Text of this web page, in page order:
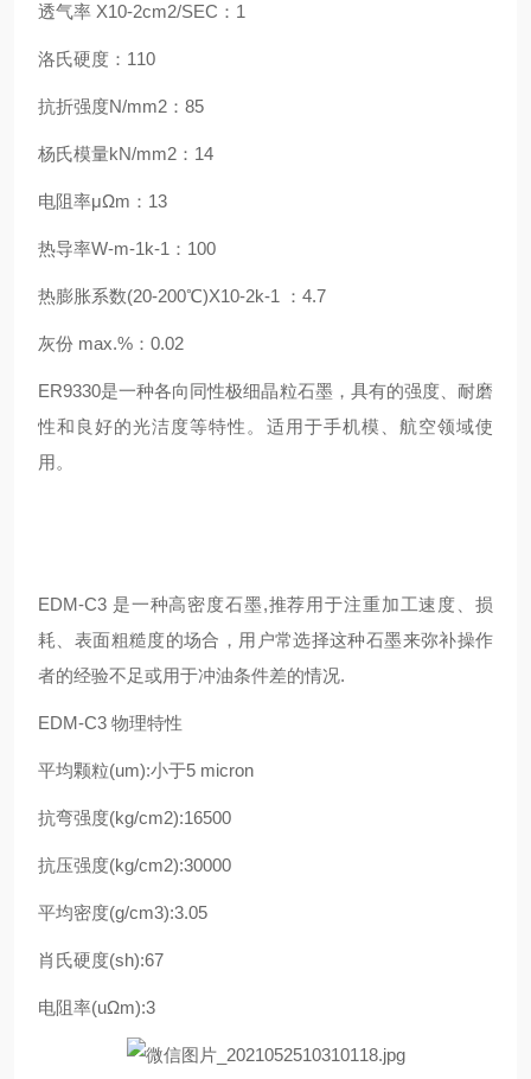
透气率 X10-2cm2/SEC：1
洛氏硬度：110
抗折强度N/mm2：85
杨氏模量kN/mm2：14
电阻率μΩm：13
热导率W-m-1k-1：100
热膨胀系数(20-200℃)X10-2k-1 ：4.7
灰份 max.%：0.02
ER9330是一种各向同性极细晶粒石墨，具有的强度、耐磨
性和良好的光洁度等特性。适用于手机模、航空领域使
用。
EDM-C3 是一种高密度石墨,推荐用于注重加工速度、损
耗、表面粗糙度的场合，用户常选择这种石墨来弥补操作
者的经验不足或用于冲油条件差的情况.
EDM-C3 物理特性
平均颗粒(um):小于5 micron
抗弯强度(kg/cm2):16500
抗压强度(kg/cm2):30000
平均密度(g/cm3):3.05
肖氏硬度(sh):67
电阻率(uΩm):3